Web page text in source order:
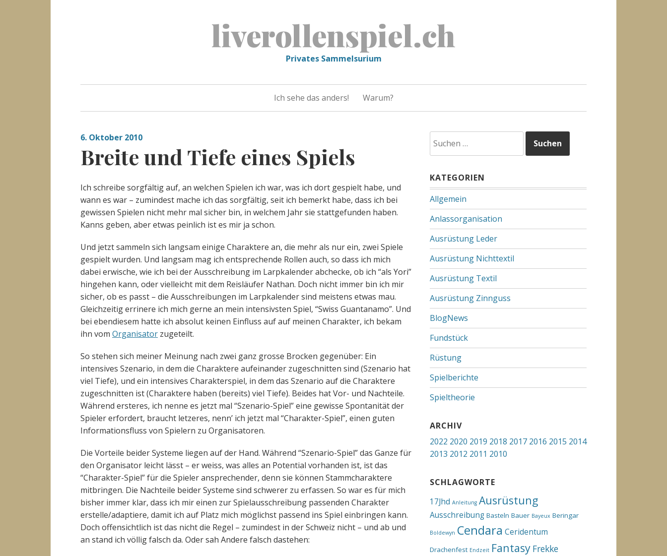
liverollenspiel.ch
Privates Sammelsurium
Ich sehe das anders! Warum?
6. Oktober 2010
Breite und Tiefe eines Spiels
Ich schreibe sorgfältig auf, an welchen Spielen ich war, was ich dort gespielt habe, und
wann es war – zumindest mache ich das sorgfältig, seit ich bemerkt habe, dass ich bei
gewissen Spielen nicht mehr mal sicher bin, in welchem Jahr sie stattgefunden haben.
Kanns geben, aber etwas peinlich ist es mir ja schon.
Und jetzt sammeln sich langsam einige Charaktere an, die mehr als nur ein, zwei Spiele
gespielt wurden. Und langsam mag ich entsprechende Rollen auch, so dass ich mich
dabei erwische, wie ich bei der Ausschreibung im Larpkalender abchecke, ob ich “als Yori”
hingehen kann, oder vielleicht mit dem Reisläufer Nathan. Doch nicht immer bin ich mir
sicher, ob es passt – die Ausschreibungen im Larpkalender sind meistens etwas mau.
Gleichzeitig errinere ich mich gerne an mein intensivsten Spiel, “Swiss Guantanamo”. Und
bei ebendiesem hatte ich absolut keinen Einfluss auf auf meinen Charakter, ich bekam
ihn vom Organisator zugeteilt.
So stehen sich meiner Meinung nach zwei ganz grosse Brocken gegenüber: Ein
intensives Szenario, in dem die Charaktere aufeinander zugeschnitten sind (Szenario hat
viel Tiefe), und ein intensives Charakterspiel, in dem das Szenario auf die Charaktere
zugeschnitten ist (Charaktere haben (bereits) viel Tiefe). Beides hat Vor- und Nachteile.
Während ersteres, ich nenne es jetzt mal “Szenario-Spiel” eine gewisse Spontanität der
Spieler erfordert, braucht letzeres, nenn’ ich jetzt mal “Charakter-Spiel”, einen guten
Informationsfluss von Spielern zu Organisatoren.
Die Vorteile beider Systeme liegen auf der Hand. Während “Szenario-Spiel” das Ganze für
den Organisator leicht lässt – er weiss, was alles an Potential vorhanden ist, ist das
“Charakter-Spiel” für die Spieler ansprechender, denn sie können Stammcharaktere
mitbringen. Die Nachteile beider Systeme sind schwerer zu erfassen. So war es für mich
bisher immer klar, dass ich mir einen zur Spielausschreibung passenden Charakter
erstelle/adaptiere, damit ich auf Platz mich möglichst passend ins Spiel einbringen kann.
Doch offensichtlich ist das nicht die Regel – zumindest in der Schweiz nicht – und ab und
an stand ich völlig falsch da. Oder sah Andere falsch dastehen:
nach:
KATEGORIEN
Allgemein
Anlassorganisation
Ausrüstung Leder
Ausrüstung Nichttextil
Ausrüstung Textil
Ausrüstung Zinnguss
BlogNews
Fundstück
Rüstung
Spielberichte
Spieltheorie
ARCHIV
2022 2020 2019 2018 2017 2016 2015 2014
2013 2012 2011 2010
SCHLAGWORTE
17Jhd Anleitung Ausrüstung
Ausschreibung Basteln Bauer Bayeux Beringar
Boldewyn Cendara Ceridentum
Drachenfest Endzeit Fantasy Frekke